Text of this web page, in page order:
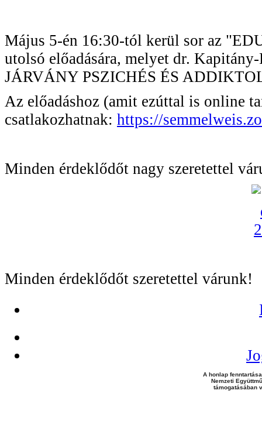
Május 5-én 16:30-tól kerül sor az
utolsó előadására, melyet dr.
JÁRVÁNY PSZICHÉS ÉS
Az előadáshoz (amit ezúttal is online
csatlakozhatnak: https://
Minden érdeklődőt nagy szeretettel
Minden érdeklődőt szeretettel várunk!
A honlap
Nemzeti
támogatásában